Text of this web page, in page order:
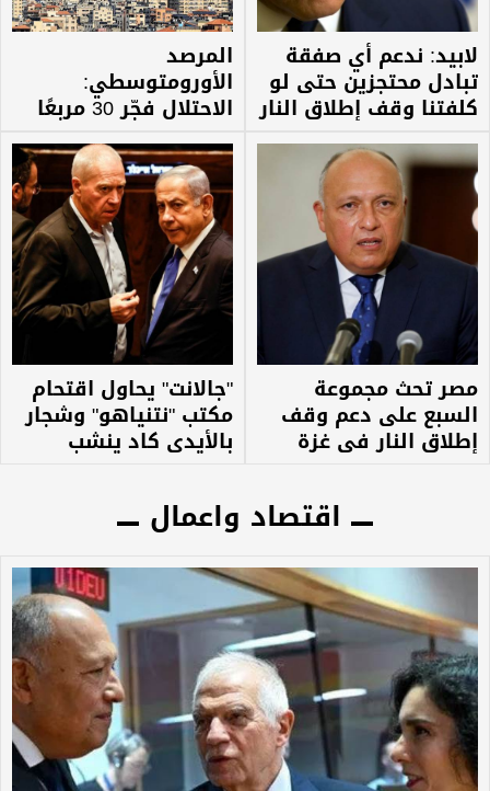
لابيد: ندعم أي صفقة
تبادل محتجزين حتى لو
كلفتنا وقف إطلاق النار
المرصد
الأورومتوسطي:
الاحتلال فجّر 30 مربعًا
سكنيًا في غزة خلال
الأيام الثلاثة الماضية
مصر تحث مجموعة
السبع على دعم وقف
إطلاق النار في غزة
"جالانت" يحاول اقتحام
مكتب "نتنياهو" وشجار
بالأيدي كاد ينشب
اقتصاد واعمال